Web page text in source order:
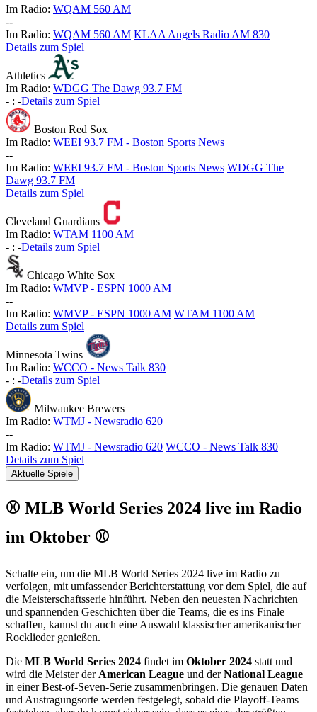
Im Radio: WQAM 560 AM
--
Im Radio: WQAM 560 AM KLAA Angels Radio AM 830
Details zum Spiel
Athletics
Im Radio: WDGG The Dawg 93.7 FM
- : -Details zum Spiel
Boston Red Sox
Im Radio: WEEI 93.7 FM - Boston Sports News
--
Im Radio: WEEI 93.7 FM - Boston Sports News WDGG The
Dawg 93.7 FM
Details zum Spiel
Cleveland Guardians
Im Radio: WTAM 1100 AM
- : -Details zum Spiel
Chicago White Sox
Im Radio: WMVP - ESPN 1000 AM
--
Im Radio: WMVP - ESPN 1000 AM WTAM 1100 AM
Details zum Spiel
Minnesota Twins
Im Radio: WCCO - News Talk 830
- : -Details zum Spiel
Milwaukee Brewers
Im Radio: WTMJ - Newsradio 620
--
Im Radio: WTMJ - Newsradio 620 WCCO - News Talk 830
Details zum Spiel
Aktuelle Spiele
⚾ MLB World Series 2024 live im Radio
im Oktober ⚾
Schalte ein, um die MLB World Series 2024 live im Radio zu
verfolgen, mit umfassender Berichterstattung vor dem Spiel, die auf
die Meisterschaftsserie hinführt. Neben den neuesten Nachrichten
und spannenden Geschichten über die Teams, die es ins Finale
schaffen, kannst du auch eine Auswahl klassischer amerikanischer
Rocklieder genießen.
Die MLB World Series 2024 findet im Oktober 2024 statt und
wird die Meister der American League und derNational League
in einer Best-of-Seven-Serie zusammenbringen. Die genauen Daten
und Austragungsorte werden festgelegt, sobald die Playoff-Teams